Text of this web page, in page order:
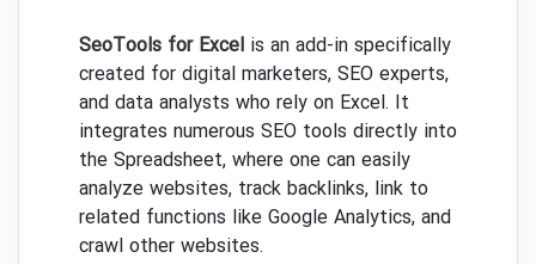
SeoTools for Excelis an add-in specifically
created for digital marketers, SEO experts,
and data analysts who rely on Excel. It
integrates numerous SEO tools directly into
the Spreadsheet, where one can easily
analyze websites, track backlinks, link to
related functions like Google Analytics, and